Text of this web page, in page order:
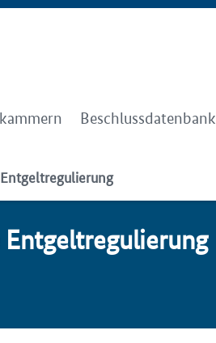
Beschlussdatenbank